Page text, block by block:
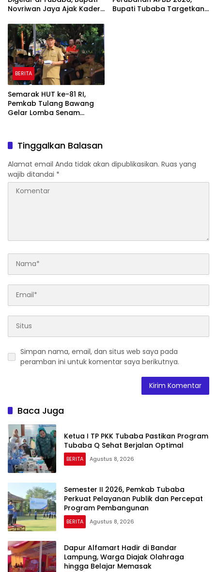
Novriwan Jaya Ajak Kader
Pembangunan
Bupati Tubaba Targetkan
BERITA
Semarak HUT ke-81 RI,
Pemkab Tulang Bawang
Gelar Lomba Senam
Tinggalkan Balasan
Alamat email Anda tidak akan dipublikasikan. Ruas yang
wajib ditandai *
Simpan nama, email, dan situs web saya pada
peramban ini untuk komentar saya berikutnya.
Baca Juga
Ketua I TP PKK Tubaba Pastikan Program
Tubaba Q Sehat Berjalan Optimal
BERITA Agustus 8, 2026
Semester II 2026, Pemkab Tubaba
Perkuat Pelayanan Publik dan Percepat
Program Pembangunan
BERITA Agustus 8, 2026
Dapur Alfamart Hadir di Bandar
Lampung, Warga Diajak Olahraga
hingga Belajar Memasak